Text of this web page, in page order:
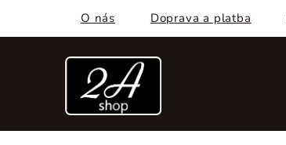
obsah
O nás Doprava a platba